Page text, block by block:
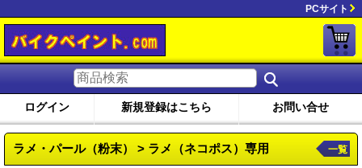
PCサイト
ログイン 新規登録はこちら お問い合せ
ラメ・パール（粉末） > ラメ（ネコポス）専用 一覧